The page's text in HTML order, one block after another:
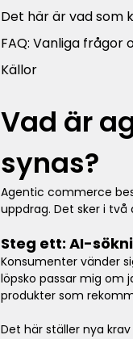
Det här är vad som
FAQ: Vanliga
Källor
Vad är
synas?
Agentic commerce
uppdrag. Det sker i
Steg ett: AI-
Konsumenter vänder
löpsko passar mig om
produkter som
Det här ställer nya